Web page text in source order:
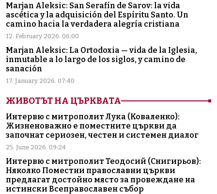
Marjan Aleksic: San Serafín de Sarov: la vida
ascética y la adquisición del Espíritu Santo. Un
camino hacia la verdadera alegría cristiana
12. February 2026. 06:00
Marjan Aleksic: La Ortodoxia — vida de la Iglesia,
inmutable a lo largo de los siglos, y camino de
sanación
17. January 2026. 07:40
ЖИВОТЪТ НА ЦЪРКВАТА
Интервю с митрополит Лука (Коваленко):
Жизненоважно е поместните църкви да
започнат сериозен, честен и системен диалог
25. June 2026. 09:24
Интервю с митрополит Теодосий (Снигирьов):
Няколко Поместни православни църкви
предлагат достойно място за провеждане на
истински Всеправославен събор